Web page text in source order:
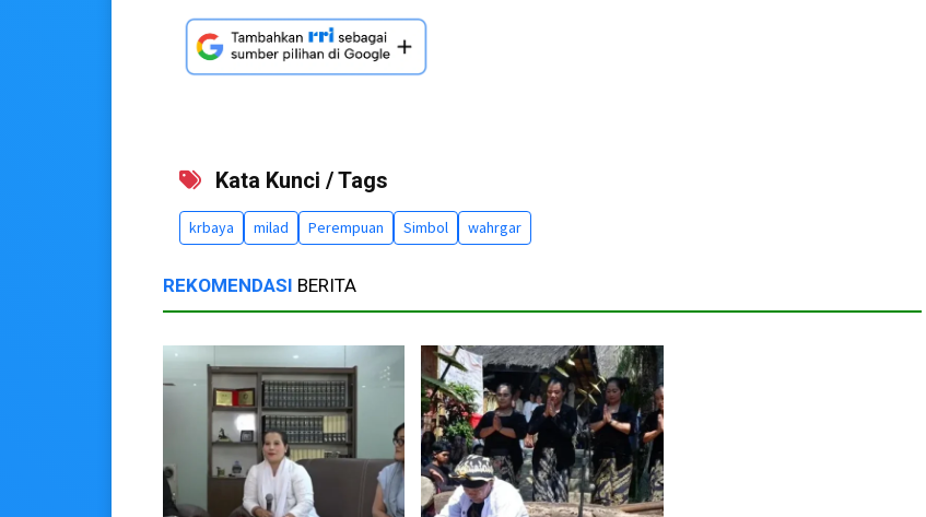
Kata Kunci / Tags
krbaya milad Perempuan Simbol wahrgar
REKOMENDASI BERITA